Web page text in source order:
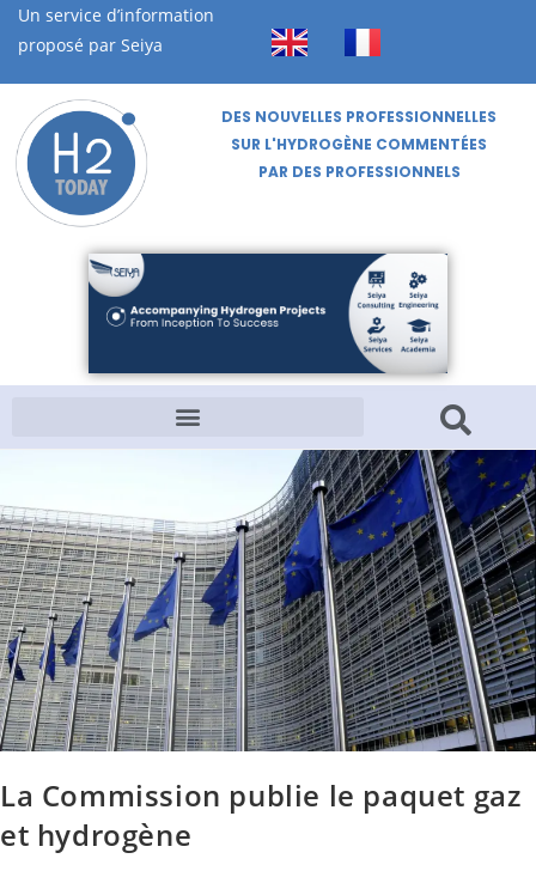
Un service d’information
proposé par Seiya
DES NOUVELLES PROFESSIONNELLES
SUR L'HYDROGÈNE COMMENTÉES
PAR DES PROFESSIONNELS
La Commission publie le paquet gaz
et hydrogène